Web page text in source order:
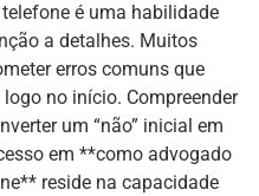
é uma habilidade
a detalhes. Muitos
erros comuns que
no início. Compreender
um “não” inicial em
em **como advogado
reside na capacidade